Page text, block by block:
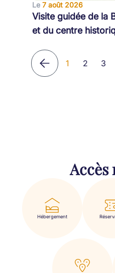
Le 7 août 2026
Visite guidée de la
et du centre
1 2 3
Accès
Hébergement